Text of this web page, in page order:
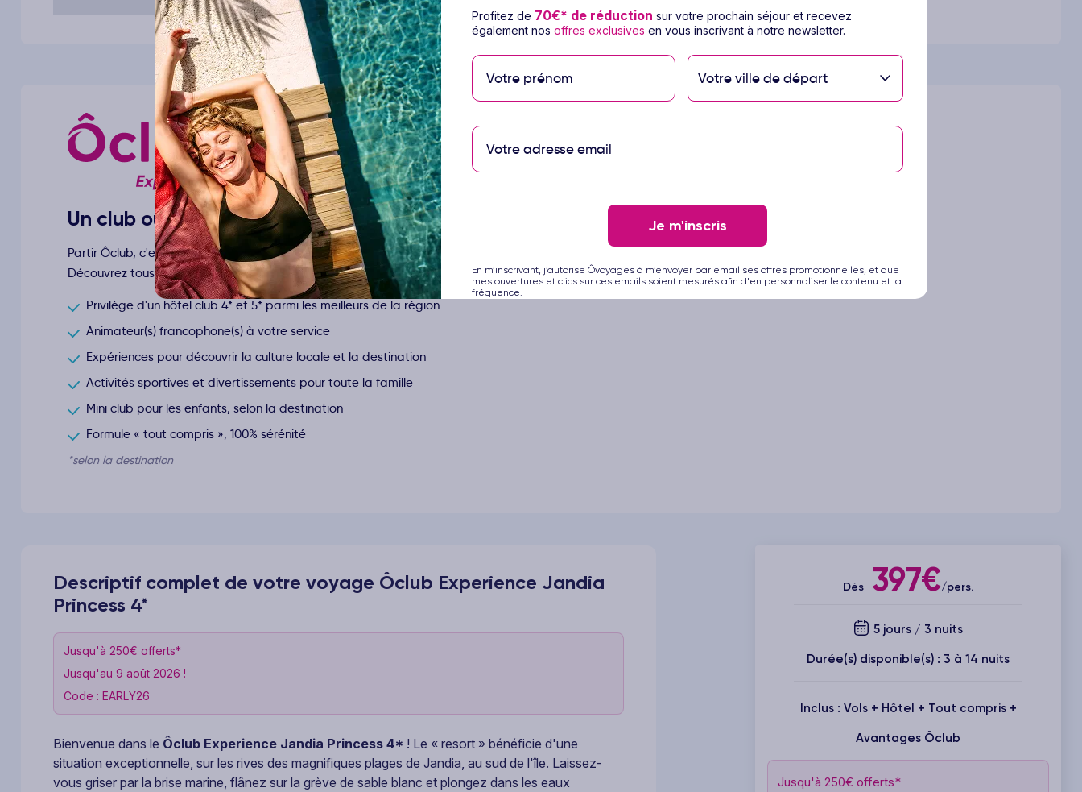
Un club ouvert sur le monde !
Partir Ôclub, c'est la promesse de passer de vraies vacances, entre moments de convivialité, de partage et de découverte.
Découvrez tous les avantages du Ôclub Experience* :
Privilège d'un hôtel club 4* et 5* parmi les meilleurs de la région
Animateur(s) francophone(s) à votre service
Expériences pour découvrir la culture locale et la destination
Activités sportives et divertissements pour toute la famille
Mini club pour les enfants, selon la destination
Formule « tout compris », 100% sérénité
*selon la destination
Descriptif complet de votre voyage Ôclub Experience Jandia
Princess 4*
Jusqu'à 250€ offerts*
Jusqu'au 9 août 2026 !
Code : EARLY26
Bienvenue dans le Ôclub Experience Jandia Princess 4* ! Le « resort » bénéficie d'une
situation exceptionnelle, sur les rives des magnifiques plages de Jandia, au sud de l'île. Laissez-
vous griser par la brise marine, flânez sur la grève de sable blanc et plongez dans les eaux
Dès 397€/pers.
5 jours / 3 nuits
Durée(s) disponible(s) : 3 à 14 nuits
Inclus : Vols + Hôtel + Tout compris +
Avantages Ôclub
Jusqu'à 250€ offerts*
Profitez de 70€* de réduction sur votre prochain séjour et recevez
également nosoffres exclusives en vous inscrivant à notre newsletter.
Votre ville de départ
Je m'inscris
En m’inscrivant, j’autorise Ôvoyages à m’envoyer par email ses offres promotionnelles, et que
mes ouvertures et clics sur ces emails soient mesurés afin d'en personnaliser le contenu et la
fréquence.